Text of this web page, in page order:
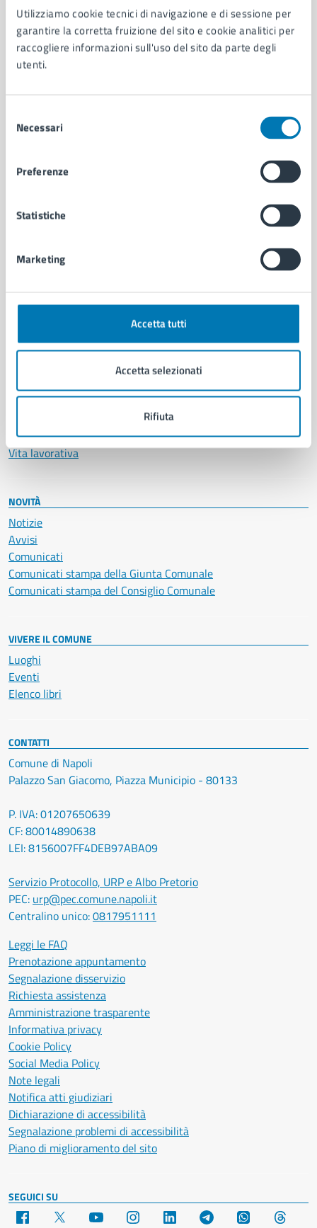
Utilizziamo cookie tecnici di navigazione e di sessione per
garantire la corretta fruizione del sito e cookie analitici per
raccogliere informazioni sull'uso del sito da parte degli
utenti.
delNecessari
Preferenze
Statistiche
Marketing
Accetta tutti
Accetta selezionati
Rifiuta
Comune di Napoli
AMMINISTRAZIONE
Uffici
Politici
Personale amministrativo
Intranet, posta aziendale e protocollo
CATEGORIE DI SERVIZIO
Anagrafe e stato civile
Documenti e certificati
Educazione e formazione
Giustizia e sicurezza pubblica
Imprese e commercio
Salute, benessere e assistenza
Servizi Cimiteriali
Vita lavorativa
NOVITÀ
Notizie
Avvisi
Comunicati
Comunicati stampa della Giunta Comunale
Comunicati stampa del Consiglio Comunale
VIVERE IL COMUNE
Luoghi
Eventi
Elenco libri
CONTATTI
Comune di Napoli
Palazzo San Giacomo, Piazza Municipio - 80133
P. IVA: 01207650639
CF: 80014890638
LEI: 8156007FF4DEB97ABA09
Servizio Protocollo, URP e Albo Pretorio
PEC: urp@pec.comune.napoli.it
Centralino unico:0817951111
Leggi le FAQ
Prenotazione appuntamento
Segnalazione disservizio
Richiesta assistenza
Amministrazione trasparente
Informativa privacy
Cookie Policy
Social Media Policy
Note legali
Notifica atti giudiziari
Dichiarazione di accessibilità
Segnalazione problemi di accessibilità
Piano di miglioramento del sito
SEGUICI SU
Facebook YouTube Instagram LinkedIn Telegram WhatsApp